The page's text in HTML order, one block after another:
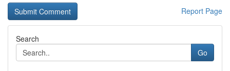
Report Page
Search
Go